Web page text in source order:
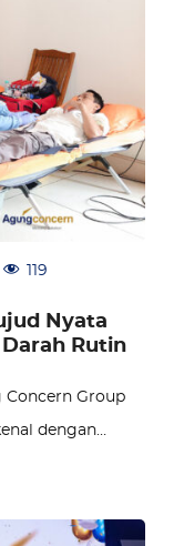
119
Nyata
Rutin
Concern Group
dengan…